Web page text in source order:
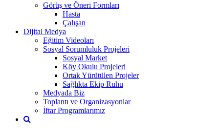
Görüş ve Öneri Formları
Hasta
Çalışan
Dijital Medya
Eğitim Videoları
Sosyal Sorumluluk Projeleri
Sosyal Market
Köy Okulu Projeleri
Ortak Yürütülen Projeler
Sağlıkta Ekip Ruhu
Medyada Biz
Toplantı ve Organizasyonlar
İftar Programlarımız